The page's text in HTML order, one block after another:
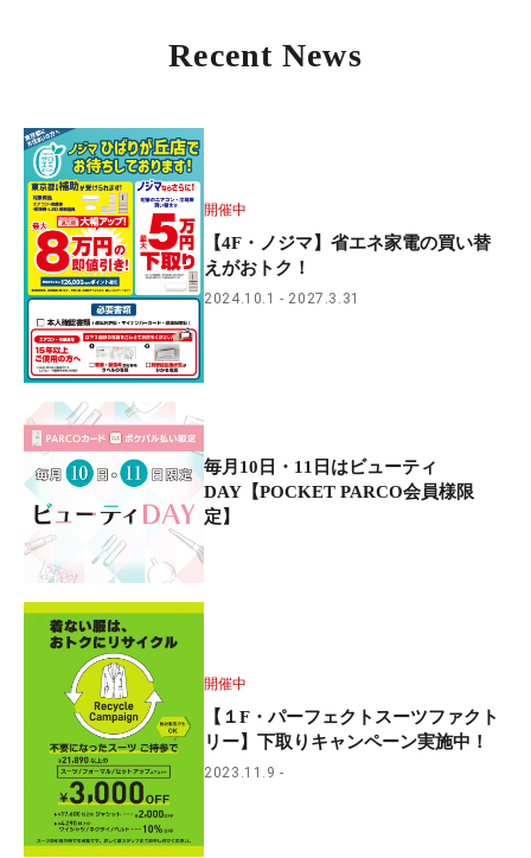
Recent News
開催中
【4F・ノジマ】省エネ家電の買い替
えがおトク！
2024.10.1 2027.3.31
毎月10日・11日はビューティ
DAY【POCKET PARCO会員様限
定】
開催中
【１F・パーフェクトスーツファクト
リー】下取りキャンペーン実施中！
2023.11.9